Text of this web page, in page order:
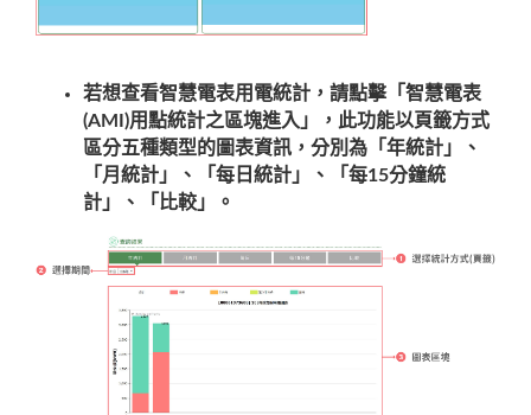
若想查看智慧電表用電統計，請點擊「智慧電表
(AMI)用點統計之區塊進入」，此功能以頁籤方式
區分五種類型的圖表資訊，分別為「年統計」、
「月統計」、「每日統計」、「每15分鐘統
計」、「比較」。